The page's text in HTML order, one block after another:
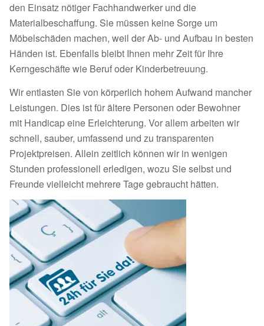
den Einsatz nötiger Fachhandwerker und die
Materialbeschaffung. Sie müssen keine Sorge um
Möbelschäden machen, weil der Ab- und Aufbau in besten
Händen ist. Ebenfalls bleibt Ihnen mehr Zeit für Ihre
Kerngeschäfte wie Beruf oder Kinderbetreuung.
Wir entlasten Sie von körperlich hohem Aufwand mancher
Leistungen. Dies ist für ältere Personen oder Bewohner
mit Handicap eine Erleichterung. Vor allem arbeiten wir
schnell, sauber, umfassend und zu transparenten
Projektpreisen. Allein zeitlich können wir in wenigen
Stunden professionell erledigen, wozu Sie selbst und
Freunde vielleicht mehrere Tage gebraucht hätten.